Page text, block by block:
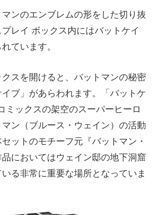
ンのエンブレムの形をした切り抜
レイ ボックス内にはバットケイ
ています。
スを開けると、バットマンの秘密
ブ」があらわれます。「バットケ
ミックスの架空のスーパーヒーロ
ン（ブルース・ウェイン）の活動
ットのモチーフ元『バットマン・
品においてはウェイン邸の地下洞窟
る非常に重要な場所となっていま